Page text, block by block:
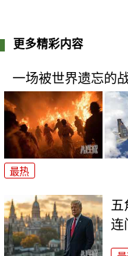
更多精彩内容
一场被世界遗忘的
最热
五
连